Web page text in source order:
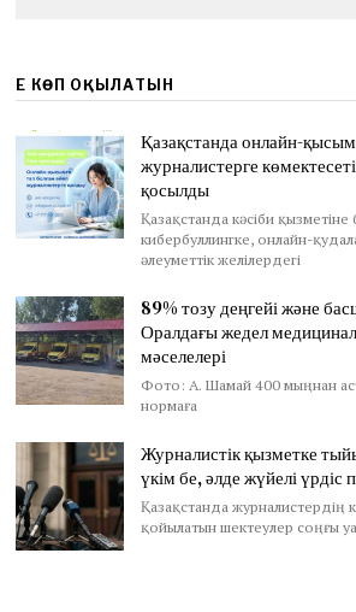
ЕҢ КӨП ОҚЫЛАТЫН
Қазақстанда онлайн-
журналистерге
қосылды
Қазақстанда кәсіби
кибербуллингке, онлайн-
әлеуметтік желілердегі
89% тозу деңгейі және
Оралдағы жедел
мәселелері
Фото: А. Шамай 400 мыңнан
нормаға
Журналистік қызметке
үкім бе, әлде жүйелі үрдіс
Қазақстанда журналистердің
қойылатын шектеулер соңғы